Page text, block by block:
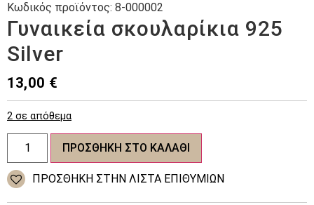
Γυναικεία σκουλαρίκια 925
Silver
13,00 €
2 σε απόθεμα
Γυναικεία
σκουλαρίκια
925
Silver
ποσότητα
ΠΡΟΣΘΉΚΗ ΣΤΟ ΚΑΛΆΘΙ
ΠΡΌΣΘΉΚΗ ΣΤΗΝ ΛΊΣΤΑ ΕΠΙΘΥΜΙΏΝ
Κωδικός προϊόντος: 8-000002